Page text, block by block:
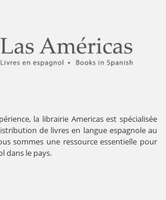
la librairie Americas est spécialisée
de livres en langue espagnole au
sommes une ressource essentielle pour
dans le pays.